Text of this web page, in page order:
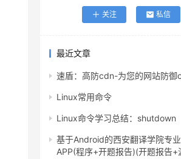
关注 私信
最近文章
速盾：高防cdn-为您的网站防
Linux常用命令
Linux命令学习总结：shutdown
基于Android的西安翻译学院专
APP(程序+开题报告)(开题报告+